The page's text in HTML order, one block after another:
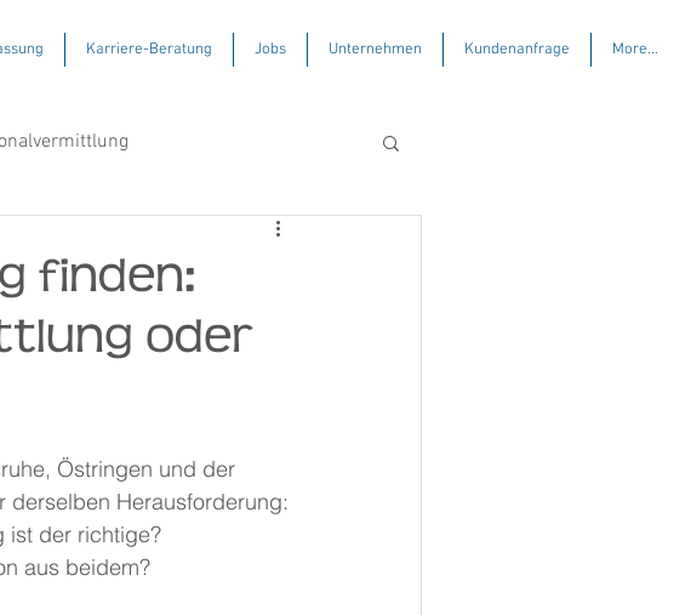
Karriere-Beratung Jobs Unternehmen Kundenanfrage More...
finden:
oder
Östringen und der
derselben Herausforderung:
ist der richtige?
aus beidem?